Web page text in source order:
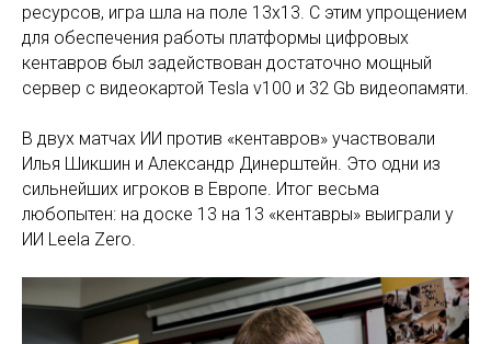
ресурсов, игра шла на поле 13х13. С этим упрощением
для обеспечения работы платформы цифровых
кентавров был задействован достаточно мощный
сервер с видеокартой Tesla v100 и 32 Gb видеопамяти.
В двух матчах ИИ против «кентавров» участвовали
Илья Шикшин и Александр Динерштейн. Это одни из
сильнейших игроков в Европе. Итог весьма
любопытен: на доске 13 на 13 «кентавры» выиграли у
ИИ Leela Zero.